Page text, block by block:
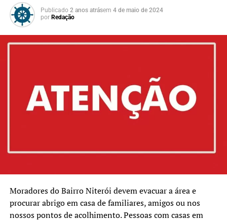
Publicado 2 anos atrásem 4 de maio de 2024
por Redação
Moradores do Bairro Niterói devem evacuar a área e
procurar abrigo em casa de familiares, amigos ou nos
nossos pontos de acolhimento. Pessoas com casas em